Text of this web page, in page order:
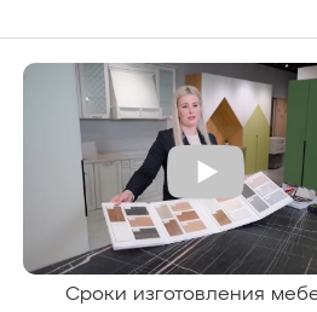
Сроки изготовления